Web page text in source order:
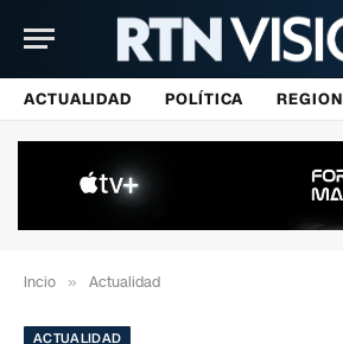
ACTUALIDAD POLÍTICA
Incio » Actualidad
ACTUALIDAD